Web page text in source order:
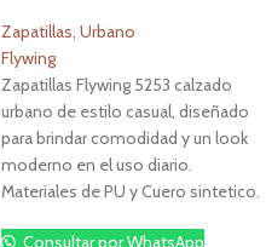
Zapatillas, Urbano
Flywing
Zapatillas Flywing 5253 calzado
urbano de estilo casual, diseñado
para brindar comodidad y un look
moderno en el uso diario.
Materiales de PU y Cuero sintetico.
Consultar por WhatsApp